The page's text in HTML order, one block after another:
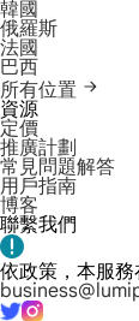
韓國
俄羅斯
法國
巴西
所有位置
資源
定價
推廣計劃
常見問題解答
用戶指南
博客
聯繫我們
依政策，本服務